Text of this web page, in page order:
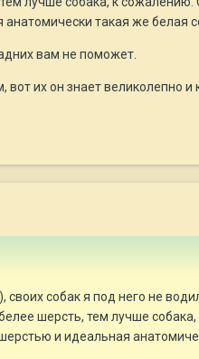
такая же белая
вам не поможет.
вот их он знает великолепно
собак я под него не
шерсть, тем лучше
и идеальная